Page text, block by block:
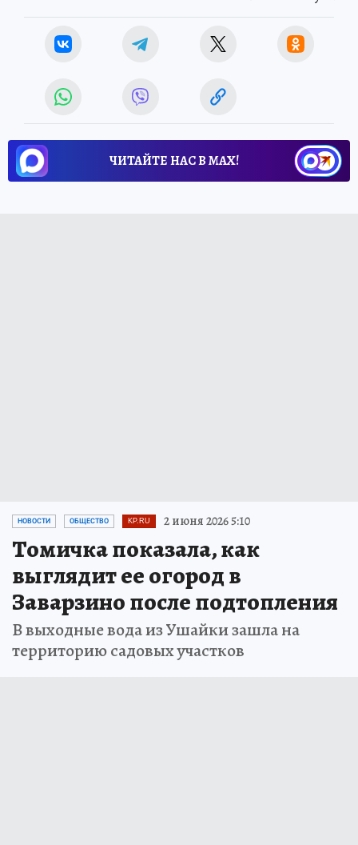
ЧИТАЙТЕ НАС В МАХ!
НОВОСТИ ОБЩЕСТВО KP.RU 2 июня 2026 5:10
Томичка показала, как
выглядит ее огород в
Заварзино после подтопления
В выходные вода из Ушайки зашла на
территорию садовых участков